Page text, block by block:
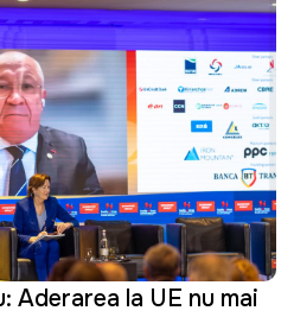
Aderarea la UE nu mai